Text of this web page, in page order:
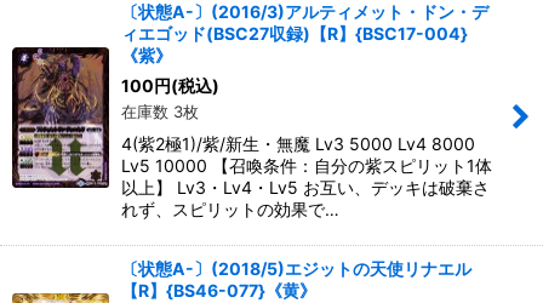
〔状態A-〕(2016/3)アルティメット・ドン・デ
ィエゴッド(BSC27収録)【R】{BSC17-004}
《紫》
100 円(税込)
在庫数 3枚
4(紫2極1)/紫/新生・無魔 Lv3 5000 Lv4 8000
Lv5 10000 【召喚条件：自分の紫スピリット1体
以上】 Lv3・Lv4・Lv5 お互い、デッキは破棄さ
れず、スピリットの効果で…
〔状態A-〕(2018/5)エジットの天使リナエル
【R】{BS46-077}《黄》